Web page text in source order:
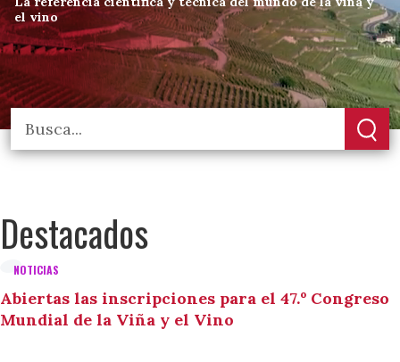
el vino
Destacados
NOTICIAS
Abiertas las inscripciones para el 47.º Congreso
Mundial de la Viña y el Vino